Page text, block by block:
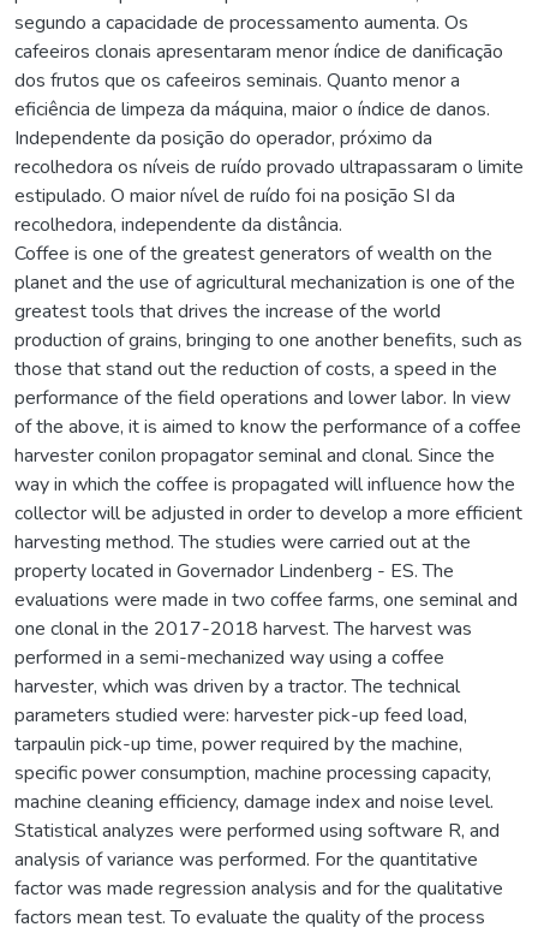
segundo a capacidade de processamento aumenta. Os
cafeeiros clonais apresentaram menor índice de danificação
dos frutos que os cafeeiros seminais. Quanto menor a
eficiência de limpeza da máquina, maior o índice de danos.
Independente da posição do operador, próximo da
recolhedora os níveis de ruído provado ultrapassaram o limite
estipulado. O maior nível de ruído foi na posição SI da
recolhedora, independente da distância.
Coffee is one of the greatest generators of wealth on the
planet and the use of agricultural mechanization is one of the
greatest tools that drives the increase of the world
production of grains, bringing to one another benefits, such as
those that stand out the reduction of costs, a speed in the
performance of the field operations and lower labor. In view
of the above, it is aimed to know the performance of a coffee
harvester conilon propagator seminal and clonal. Since the
way in which the coffee is propagated will influence how the
collector will be adjusted in order to develop a more efficient
harvesting method. The studies were carried out at the
property located in Governador Lindenberg - ES. The
evaluations were made in two coffee farms, one seminal and
one clonal in the 2017-2018 harvest. The harvest was
performed in a semi-mechanized way using a coffee
harvester, which was driven by a tractor. The technical
parameters studied were: harvester pick-up feed load,
tarpaulin pick-up time, power required by the machine,
specific power consumption, machine processing capacity,
machine cleaning efficiency, damage index and noise level.
Statistical analyzes were performed using software R, and
analysis of variance was performed. For the quantitative
factor was made regression analysis and for the qualitative
factors mean test. To evaluate the quality of the process